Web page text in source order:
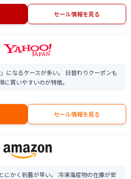
セール情報を見る
になるケースが多い。 日替わりクーポンも
買いやすいのが特徴。
セール情報を見る
にかく到着が早い。 冷凍海産物の在庫が安